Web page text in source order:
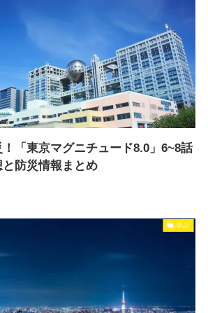
「東京マグニチュード8.0」6~8話
防災情報まとめ
学ぶ